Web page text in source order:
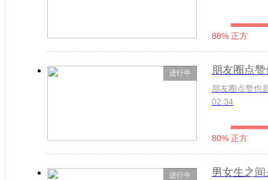
88% 正方
进行中 朋友圈点
朋友圈点赞也
02:34
80% 正方
进行中 男女生之